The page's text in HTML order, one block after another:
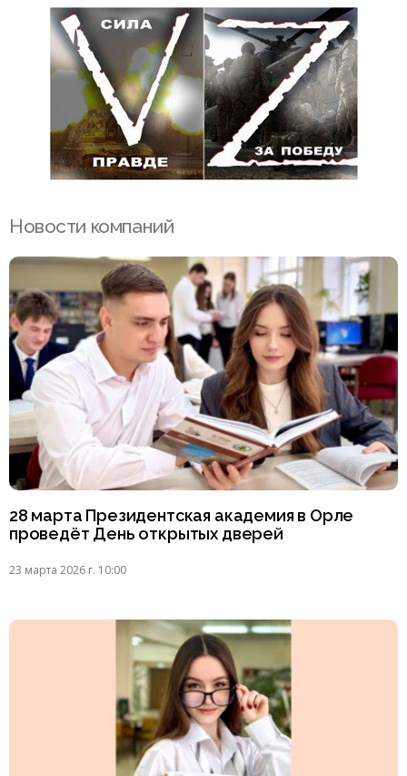
Новости компаний
28 марта Президентская академия в Орле
проведёт День открытых дверей
23 марта 2026 г. 10:00